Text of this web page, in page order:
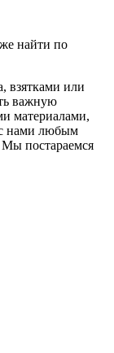
найти по
взятками или
важную
материалами,
нами любым
Мы постараемся